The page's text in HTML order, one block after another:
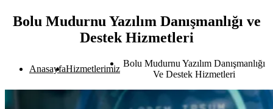
Bolu Mudurnu Yazılım Danışmanlığı ve
Destek Hizmetleri
AnasayfaHizmetlerimiz
Bolu Mudurnu Yazılım Danışmanlığı
Ve Destek Hizmetleri